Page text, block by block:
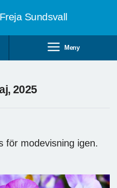
Freja Sundsvall
Meny
2025
för modevisning igen.